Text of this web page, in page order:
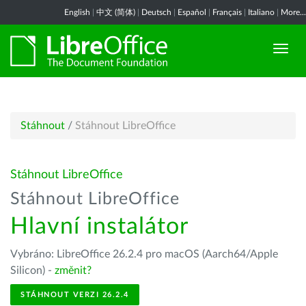
English 中文 (简体) Deutsch Español Français Italiano More...
Stáhnout / Stáhnout LibreOffice
Stáhnout LibreOffice
Stáhnout LibreOffice
Hlavní instalátor
Vybráno: LibreOffice 26.2.4 pro macOS (Aarch64/Apple
Silicon) - změnit?
STÁHNOUT VERZI 26.2.4